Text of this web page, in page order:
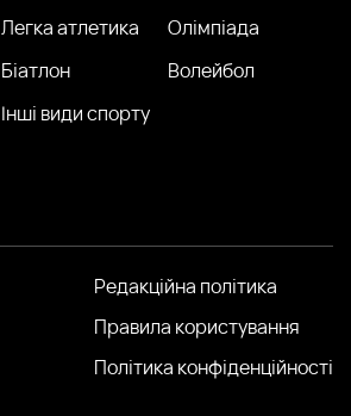
Легка атлетика
Олімпіада
Біатлон
Волейбол
Інші види спорту
Редакційна політика
Правила користування
Політика конфіденційності